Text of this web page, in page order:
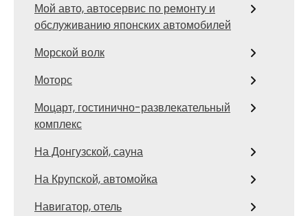
Мой авто, автосервис по ремонту и
обслуживанию японских автомобилей
Морской волк
Моторс
Моцарт, гостинично-развлекательный
комплекс
На Донгузской, сауна
На Крупской, автомойка
Навигатор, отель